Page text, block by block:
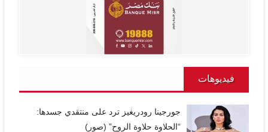
فيديوهات
جورجينا رودريغيز ترد على منتقدي جسدها:
“الحلاوة حلاوة الروح” (صور)